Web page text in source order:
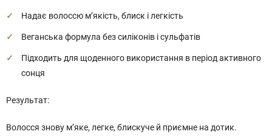
Надає волоссю м’якість, блиск і легкість
Веганська формула без силіконів і сульфатів
Підходить для щоденного використання в період активного
сонця
Результат:
Волосся знову м’яке, легке, блискуче й приємне на дотик.